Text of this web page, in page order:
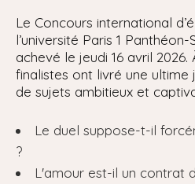
Le Concours international
l’université Paris 1 Panthéon-
achevé le jeudi 16 avril
finalistes ont livré une
de sujets ambitieux et
Le duel suppose-t-il
?
L'amour est-il un contrat